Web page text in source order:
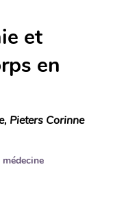
et
en
Pieters Corinne